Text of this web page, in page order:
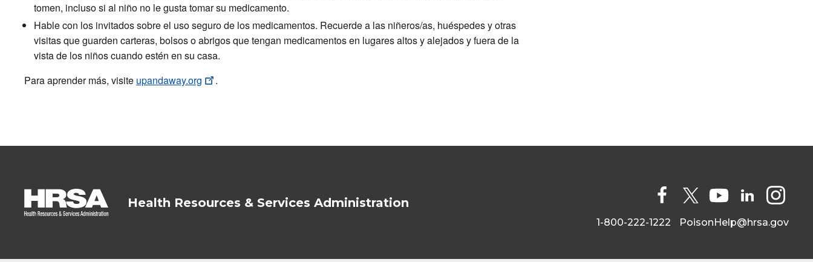
tomen, incluso si al niño no le gusta tomar su medicamento.
Hable con los invitados sobre el uso seguro de los medicamentos. Recuerde a las niñeros/as, huéspedes y otras
visitas que guarden carteras, bolsos o abrigos que tengan medicamentos en lugares altos y alejados y fuera de la
vista de los niños cuando estén en su casa.
Para aprender más, visite upandaway.org .
Health Resources & Services Administration
Media
Facebook
X YouTubeLinkedInInstagram
1-800-222-1222 PoisonHelp@hrsa.gov